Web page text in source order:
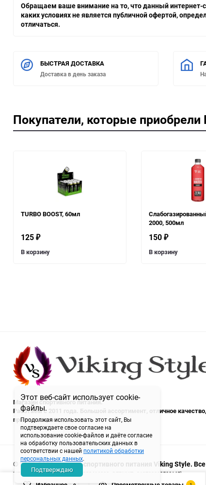
Этот веб-сайт использует cookie-
файлы.
Продолжая использовать этот сайт, Вы
подтверждаете свое согласие на
использование cookie-файлов и даёте согласие
на обработку пользовательских данных в
соответствии с нашей политикой обработки
персональных данных.
Подтверждаю
Обращаем ваше внимание на то, что данный интернет-
каких условиях не является публичной офертой,
отличаться.
БЫСТРАЯ ДОСТАВКА
Доставка в день заказа
Покупатели, которые
TURBO BOOST, 60мл
125 ₽
В корзину
2000, 500мл
150 ₽
В корзину
Магазин спортивного питания.
Работаем с 2011 года. Большой ассортимент, отличное качество,
приятные цены.
© 2011-2026 магазин спортивного питания Viking Style.
ИП Семитко Н.П. (ИНН: 720320416000, ОГРНИП: 313723202500165)